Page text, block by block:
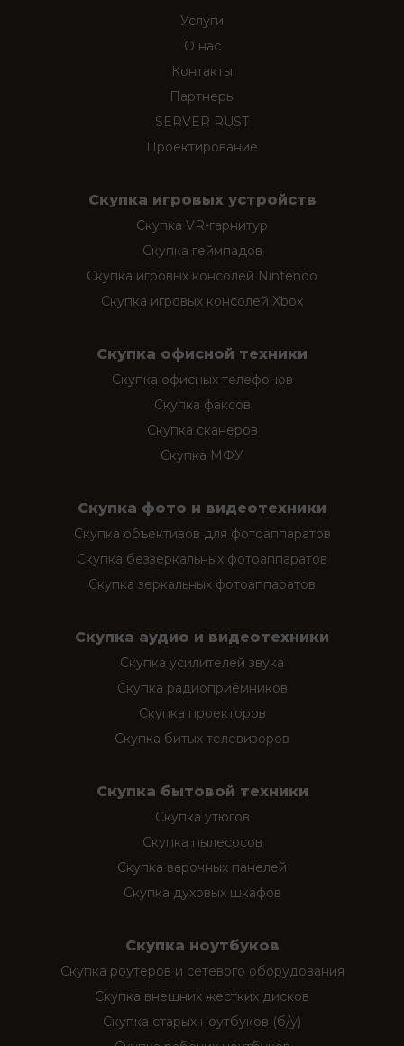
Услуги
О нас
Контакты
Партнеры
SERVER RUST
Проектирование
Скупка игровых устройств
Скупка VR-гарнитур
Скупка геймпадов
Скупка игровых консолей Nintendo
Скупка игровых консолей Xbox
Скупка офисной техники
Скупка офисных телефонов
Скупка факсов
Скупка сканеров
Скупка МФУ
Скупка фото и видеотехники
Скупка объективов для фотоаппаратов
Скупка беззеркальных фотоаппаратов
Скупка зеркальных фотоаппаратов
Скупка аудио и видеотехники
Скупка усилителей звука
Скупка радиоприёмников
Скупка проекторов
Скупка битых телевизоров
Скупка бытовой техники
Скупка утюгов
Скупка пылесосов
Скупка варочных панелей
Скупка духовых шкафов
Скупка ноутбуков
Скупка роутеров и сетевого оборудования
Скупка внешних жестких дисков
Скупка старых ноутбуков (б/у)